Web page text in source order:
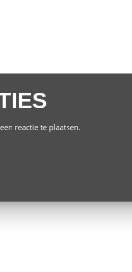
reactie te plaatsen.